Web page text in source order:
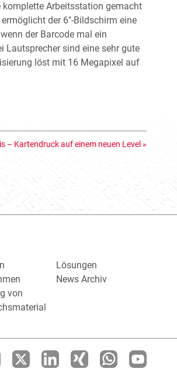
Arbeitsstation gemacht
der 6″-Bildschirm eine
der Barcode mal ein
Lautsprecher sind eine sehr gute
löst mit 16 Megapixel auf
– Kartendruck auf einem neuen Level »
Lösungen
News Archiv
von